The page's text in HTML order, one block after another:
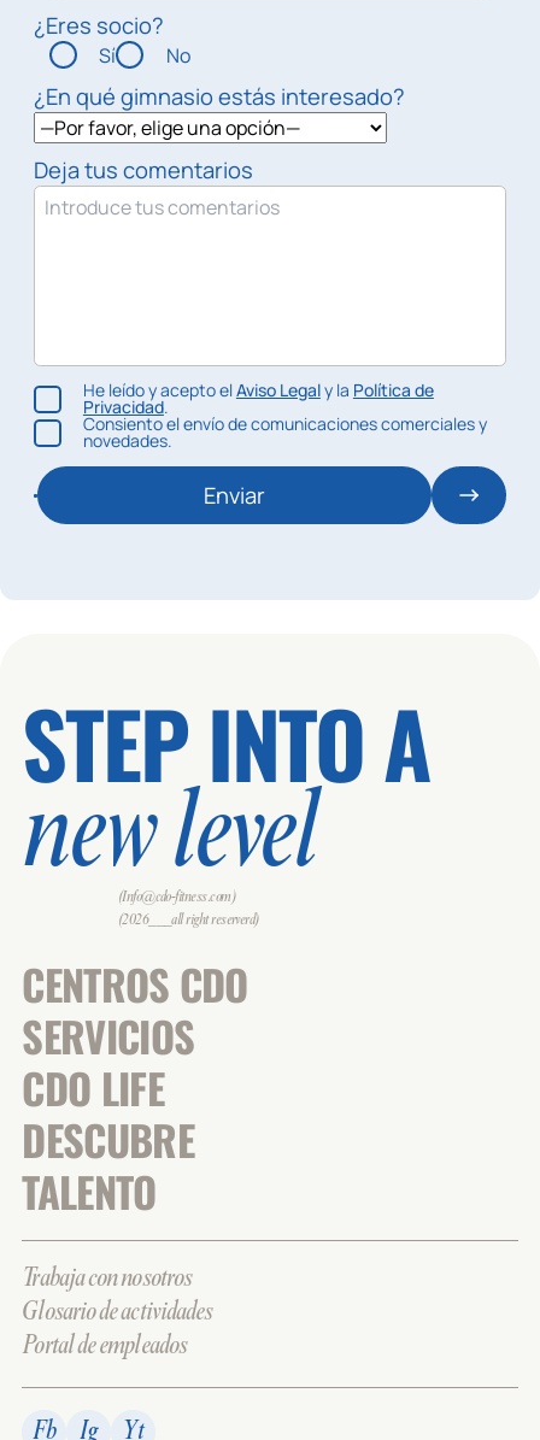
¿Eres socio?
Sí No
¿En qué gimnasio estás interesado?
Deja tus comentarios
He leído y acepto elAviso Legaly la Política de
Privacidad.
Consiento el envío de comunicaciones comerciales y
novedades.
Enviar
STEP INTO A
new level
(Info@cdo-fitness.com)
(2026___all right reserverd)
CENTROS CDO
SERVICIOS
CDO LIFE
DESCUBRE
TALENTO
Trabaja con nosotros
Glosario de actividades
Portal de empleados
Fb Ig Yt